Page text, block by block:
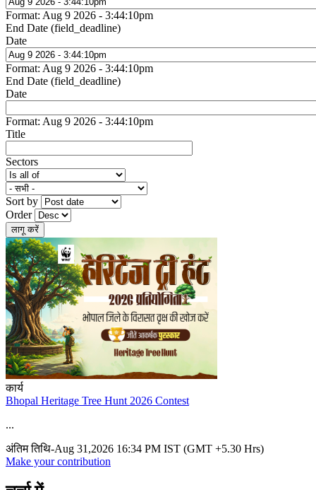
Format: Aug 9 2026 - 3:44:10pm
End Date (field_deadline)
Date
Format: Aug 9 2026 - 3:44:10pm
End Date (field_deadline)
Date
Format: Aug 9 2026 - 3:44:10pm
Title
Sectors
Sort by
Order
कार्य
Bhopal Heritage Tree Hunt 2026 Contest
...
अंतिम तिथि-Aug 31,2026 16:34 PM IST (GMT +5.30 Hrs)
Make your contribution